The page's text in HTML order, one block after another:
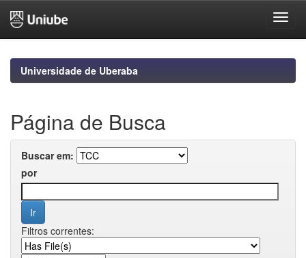
navigationUniversidade de Uberaba
Página de Busca
Buscar em:
por
Filtros correntes: